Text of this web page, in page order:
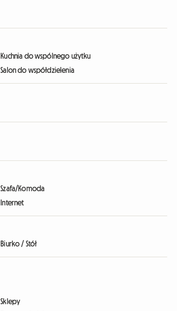
Kuchnia do wspólnego użytku
Salon do współdzielenia
Szafa/Komoda
Internet
Biurko / Stół
Sklepy